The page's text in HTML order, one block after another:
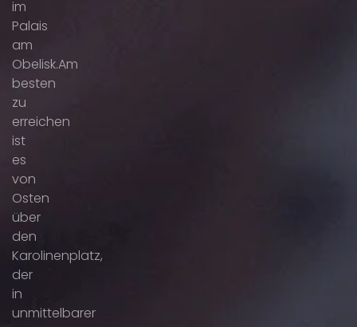
im
Palais
am
Obelisk.Am
besten
zu
erreichen
ist
es
von
Osten
über
den
Karolinenplatz,
der
in
unmittelbarer